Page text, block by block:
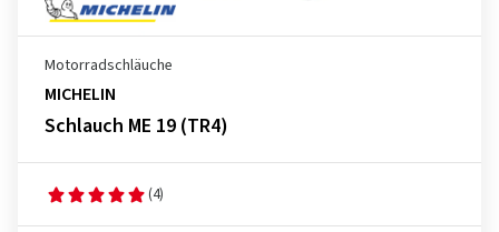
Motorradschläuche
MICHELIN
Schlauch ME 19 (TR4)
(4)